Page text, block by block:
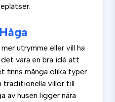
utrymme eller vill ha
vara en bra idé att
finns många olika typer
traditionella villor till
av husen ligger nära